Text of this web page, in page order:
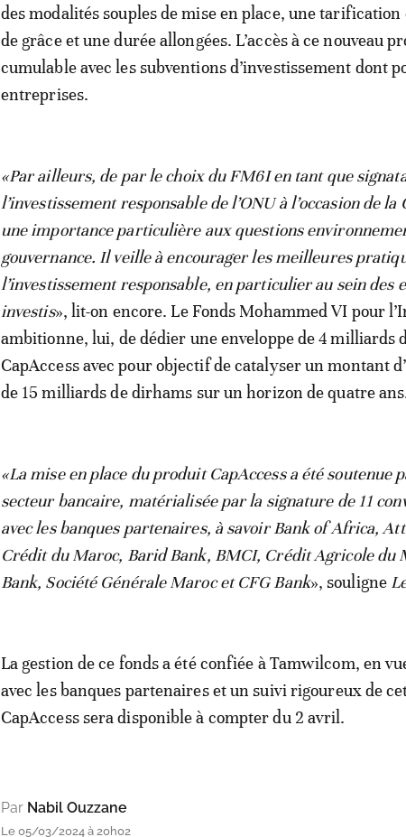
des modalités souples de mise en place, une
de grâce et une durée allongées. L’accès à ce nouveau
cumulable avec les subventions d’investissement dont
entreprises.
«Par ailleurs, de par le choix du FM6I en tant que
l’investissement responsable de l’ONU à l’occasion de
une importance particulière aux questions
gouvernance. Il veille à encourager les meilleures
l’investissement responsable, en particulier au sein des
investis», lit-on encore. Le Fonds Mohammed VI pour
ambitionne, lui, de dédier une enveloppe de 4 milliards
CapAccess avec pour objectif de catalyser un montant
de 15 milliards de dirhams sur un horizon de quatre
«La mise en place du produit CapAccess a été soutenue
secteur bancaire, matérialisée par la signature de 11
avec les banques partenaires, à savoir Bank of Africa,
Crédit du Maroc, Barid Bank, BMCI, Crédit Agricole du
Bank, Société Générale Maroc et CFG Bank», souligne
La gestion de ce fonds a été confiée à Tamwilcom, en
avec les banques partenaires et un suivi rigoureux de
CapAccess sera disponible à compter du 2 avril.
Par Nabil Ouzzane
Le 05/03/2024 à 20h02